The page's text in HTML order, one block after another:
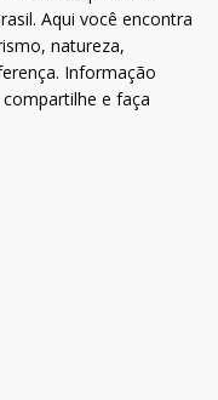
Aqui você encontra
natureza,
Informação
e faça